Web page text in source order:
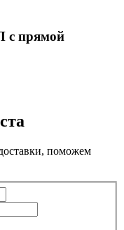
с прямой
поможем